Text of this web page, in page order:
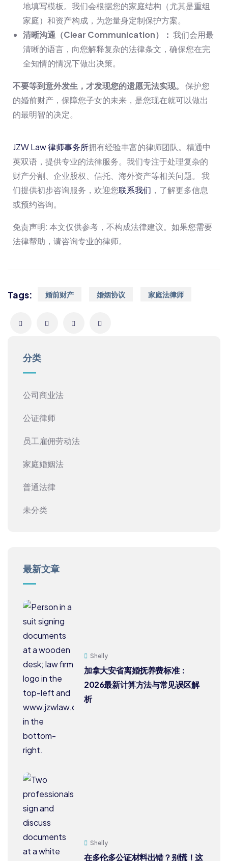
地填写模板。我们会根据您的家庭结构（尤其是重组
家庭）和资产构成，为您量身定制保护方案。
清晰沟通（Clear Communication）： 我们会用最
清晰的语言，向您解释复杂的法律条文，确保您在完
全知情的情况下做出决策。
不要等到意外发生，才发现您的遗愿无法实现。
保护您
的婚前财产，保障您子女的未来，是您现在就可以做出
的最明智的决定。
JZW Law 律师事务所拥有经验丰富的律师团队。精通中
英双语，提供专业的法律服务。我们专注于处理复杂的
财产分割、企业股权、信托、海外资产等相关问题。 我
们提供初步咨询服务，欢迎您联系我们 ，了解更多信息
或预约咨询。
免责声明: 本文仅供参考，不构成法律建议。如果您需要
法律帮助，请咨询专业的律师。
Tags: 婚前财产 婚姻协议 家庭法律师
分类
公司商业法
公证律师
员工雇佣劳动法
家庭婚姻法
普通法律
未分类
最新文章
Shelly
加拿大安省离婚抚养费标准：
2026最新计算方法与常见误区解
析
Shelly
在多伦多公证材料出错？别慌！这